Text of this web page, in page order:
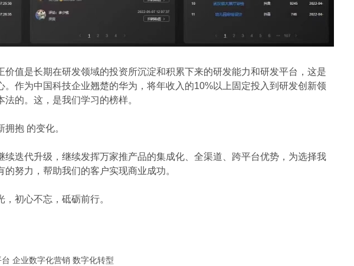
价值是长期在研发领域的投资所沉淀和积累下来的研发能力和研发平台，这是
。作为中国科技企业翘楚的华为 ，将年收入的10%以上 固定投入到研发创新领
法的。这，是我们学习的榜样。
抱 的变化。
续迭代升级，继续发挥万家推产品的集成化、全渠道、跨平台优势，为选择我
的努力，帮助我们的客户实现商业成功。
初心不忘，砥砺前行。
企业数字化营销 数字化转型